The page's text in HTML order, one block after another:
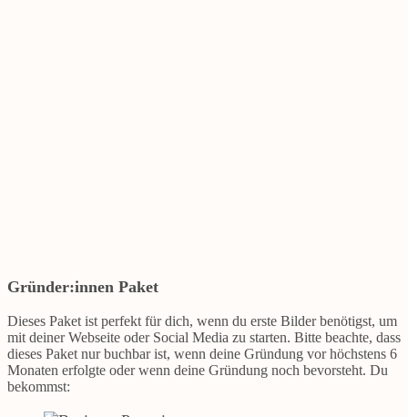
Gründer:innen Paket
Dieses Paket ist perfekt für dich, wenn du erste Bilder benötigst, um
mit deiner Webseite oder Social Media zu starten. Bitte beachte, dass
dieses Paket nur buchbar ist, wenn deine Gründung vor höchstens 6
Monaten erfolgte oder wenn deine Gründung noch bevorsteht. Du
bekommst: